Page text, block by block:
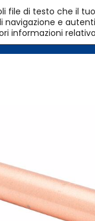
file di testo che il
e
informazioni